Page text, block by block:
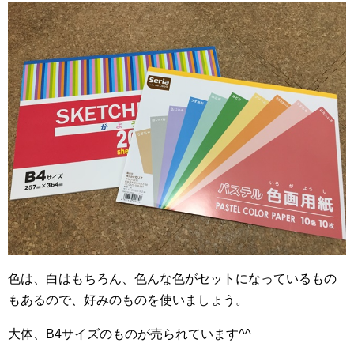
色は、白はもちろん、色んな色がセットになっているもの
もあるので、好みのものを使いましょう。
大体、B4サイズのものが売られています^^